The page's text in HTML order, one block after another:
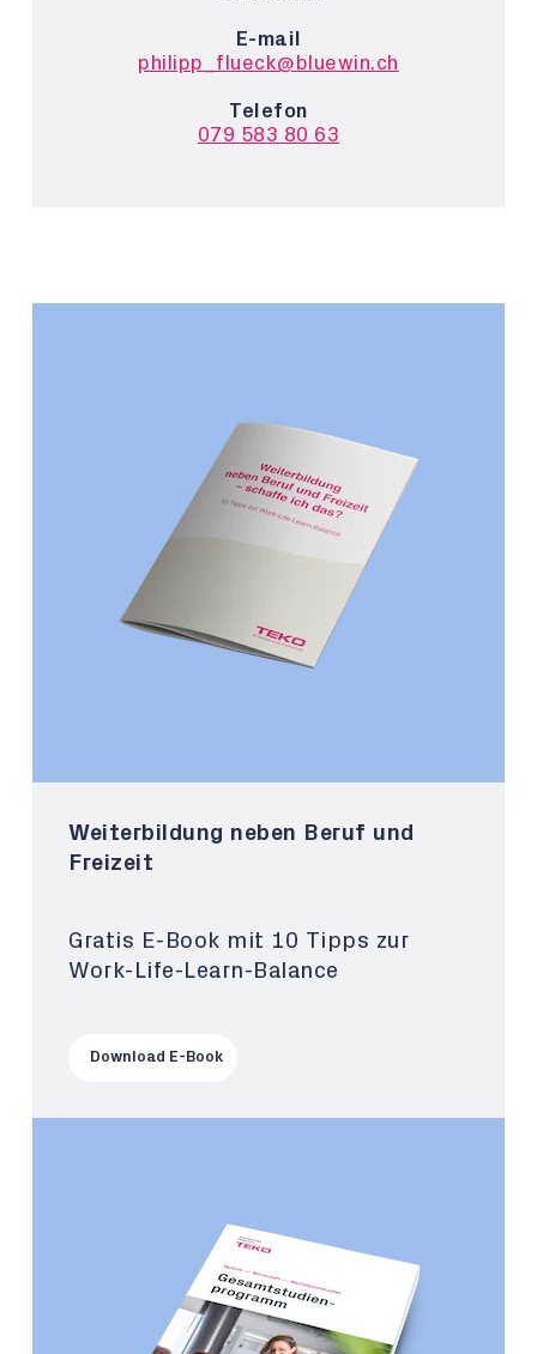
E-mail
philipp_flueck@bluewin.ch
Telefon
079 583 80 63
Weiterbildung neben Beruf und
Freizeit
Gratis E-Book mit 10 Tipps zur
Work-Life-Learn-Balance
Download E-Book